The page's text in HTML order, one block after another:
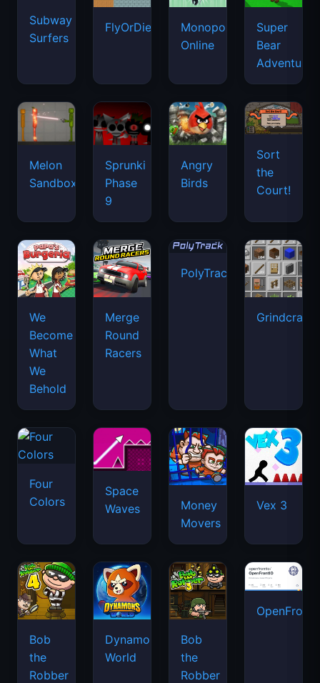
Subway
Surfers
FlyOrDie.io
Monopoly
Online
Super
Bear
Adventure
Melon
Sandbox
Sprunki
Phase
9
Angry
Birds
Sort
the
Court!
We
Become
What
We
Behold
Merge
Round
Racers
PolyTrack
Grindcraft
Four
Colors
Space
Waves
Money
Movers
Vex 3
Bob
the
Robber
Dynamons
World
Bob
the
Robber